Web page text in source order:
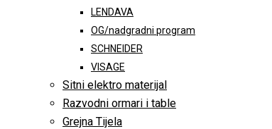
LENDAVA
OG/nadgradni program
SCHNEIDER
VISAGE
Sitni elektro materijal
Razvodni ormari i table
Grejna Tijela